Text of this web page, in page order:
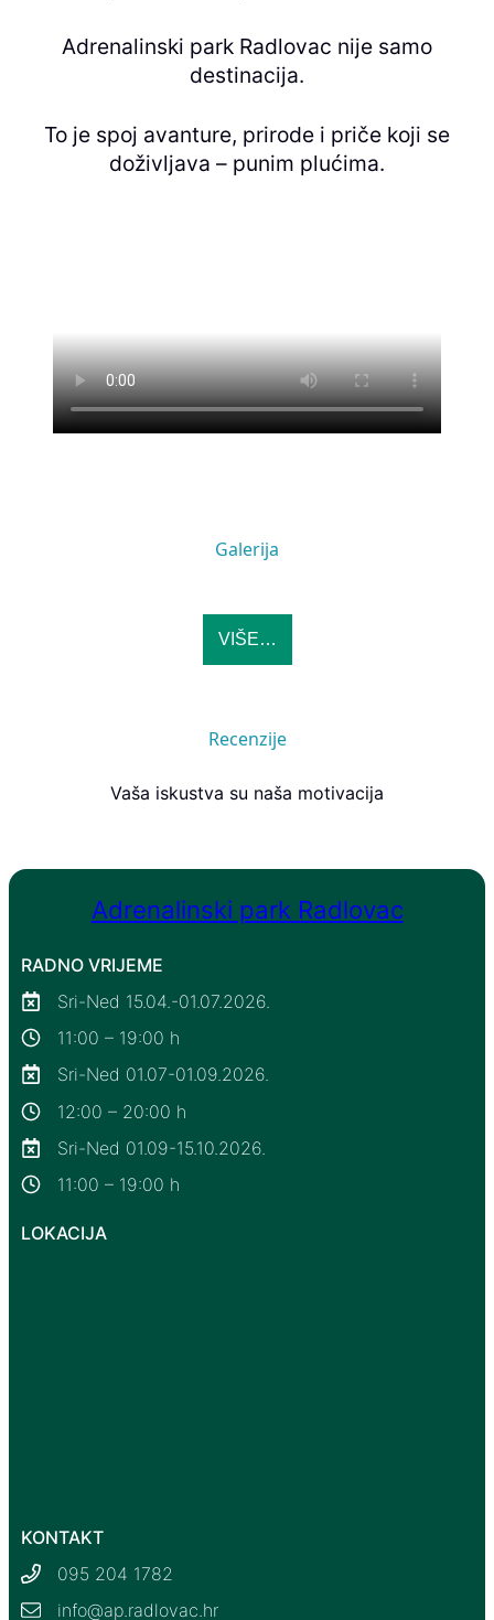
Adrenalinski park Radlovac nije samo
destinacija.
To je spoj avanture, prirode i priče koji se
doživljava – punim plućima.
Galerija
VIŠE…
Recenzije
Vaša iskustva su naša motivacija
Adrenalinski park Radlovac
RADNO VRIJEME
Sri-Ned 15.04.-01.07.2026.
11:00 – 19:00 h
Sri-Ned 01.07-01.09.2026.
12:00 – 20:00 h
Sri-Ned 01.09-15.10.2026.
11:00 – 19:00 h
LOKACIJA
KONTAKT
095 204 1782
info@ap.radlovac.hr